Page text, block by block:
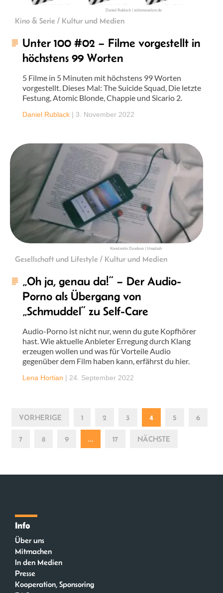
Daniel Rublack | seitenwaelzer.de
Kino & Serie / Kultur und Medien
Unter 100 #02 – Filme vorgestellt in
höchstens 99 Worten
5 Filme in 5 Minuten mit höchstens 99 Worten
vorgestellt. Dieses Mal: The Suicide Squad, Die letzte
Festung, Atomic Blonde, Chappie und Sicario 2.
Daniel Rublack | 3. November 2022
Konstantin Dyadyun | Unsplash
Gesellschaft und Lifestyle / Kultur und Medien
„Oh ja, genau da!“ – Der Audio-
Porno als Übergang von
„Schmuddel“ zu Self-Care
Audio-Porno ist nicht nur, wenn du gute Kopfhörer
hast. Wie aktuelle Anbieter Erregung durch Klang
erzeugen wollen und was für Vorteile Audio
gegenüber dem Film haben kann, erfährst du hier.
Lena Hortian | 24. September 2022
VORHERIGE 1 2 3 4 5 6
7 8 9 … 17 NÄCHSTE
Info
Über uns
Mitmachen
In den Medien
Presse
Kooperation, Sponsoring